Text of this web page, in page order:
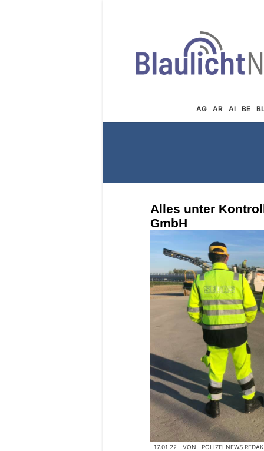
AG AR AI BE BL
Alles unter
GmbH
17.01.22 VON POLIZEI.NEWS